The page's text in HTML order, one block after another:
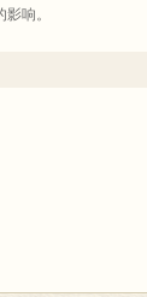
响。